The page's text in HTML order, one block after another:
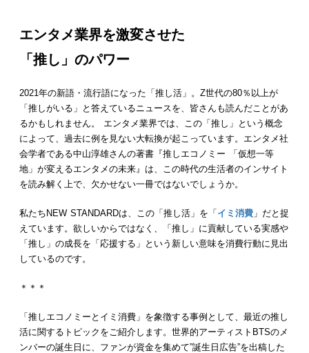
エンタメ業界を激変させた
「推し」のパワー
2021年の新語・流行語になった「推し活」。Z世代の80％以上が
「推しがいる」と答えているニュースを、皆さんも読んだことがあ
るかもしれません。 エンタメ業界では、この「推し」という概念
によって、過去に例を見ない大転換が起こっています。エンタメ社
会学者である中山淳雄さんの著書『推しエコノミー 「仮想一等
地」が変えるエンタメの未来』は、この時代の生活者のインサイト
を読み解く上で、欠かせない一冊ではないでしょうか。
私たちNEW STANDARDは、この「推し活」を「イミ消費 」だと捉
えています。欲しいからではなく、「推し」に貢献している実感や
「推し」の成長を「応援する」という新しい意味を消費行動に見出
しているのです。
＊＊＊
「推しエコノミーとイミ消費」を象徴する事例として、最近の推し
活に関するトピックをご紹介します。世界的アーティストBTSのメ
ンバーの誕生日に、ファンが資金を集めて”誕生日広告”を出稿した